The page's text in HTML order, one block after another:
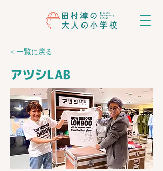
< 一覧に戻る
アツシLAB